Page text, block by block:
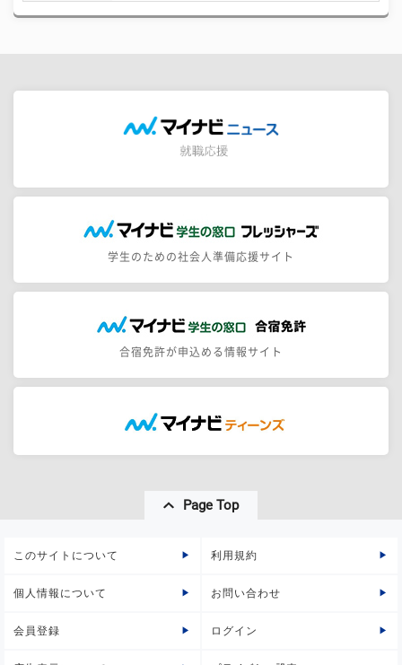
学生のための社会人準備応援サイト
合宿免許が申込める情報サイト
Page Top
このサイトについて 利用規約
個人情報について お問い合わせ
会員登録 ログイン